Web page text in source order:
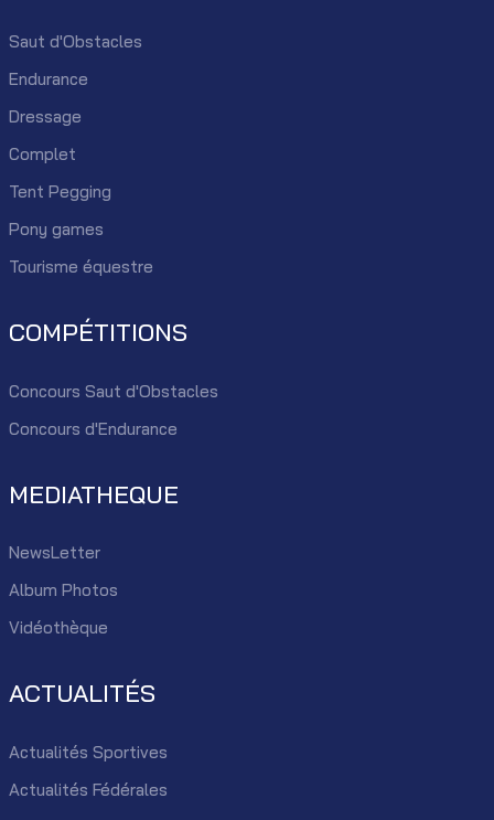
Saut d'Obstacles
Endurance
Dressage
Complet
Tent Pegging
Pony games
Tourisme équestre
COMPÉTITIONS
Concours Saut d'Obstacles
Concours d'Endurance
MEDIATHEQUE
NewsLetter
Album Photos
Vidéothèque
ACTUALITÉS
Actualités Sportives
Actualités Fédérales